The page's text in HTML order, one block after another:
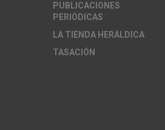
PUBLICACIONES
PERIÓDICAS
LA TIENDA HERÁLDICA
TASACIÓN